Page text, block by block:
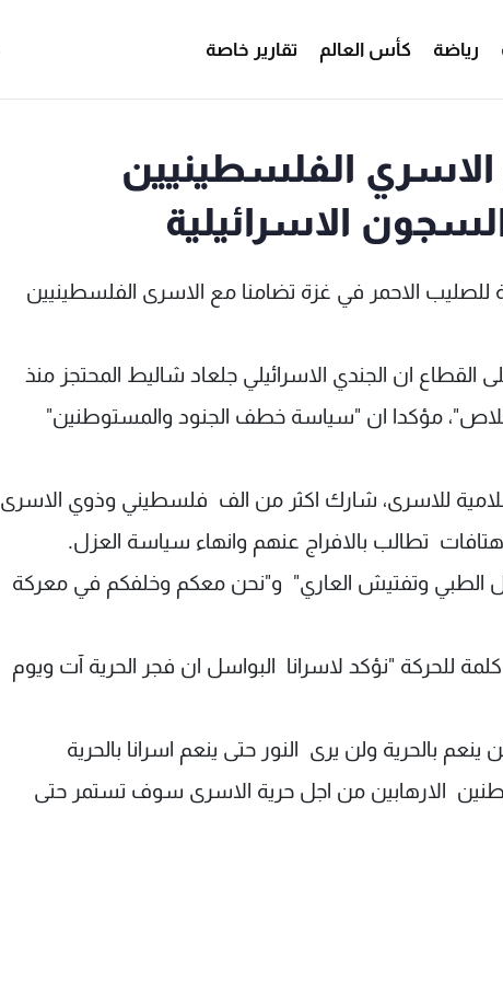
رياضة كأس العالم تقارير خاصة
الفلسطينيين
الاسرائيلية
للصليب الاحمر في غزة تضامنا مع الاسرى الفلسطينيين
ان الجندي الاسرائيلي جلعاد شاليط المحتجز منذ
والخلاص"، مؤكدا ان "سياسة خطف الجنود والمستوطنين"
للاسرى، شارك اكثر من الف فلسطيني وذوي الاسرى
تطالب بالافراج عنهم وانهاء سياسة العزل.
الطبي وتفتيش العاري" و"نحن معكم وخلفكم في معركة
للحركة "نؤكد لاسرانا البواسل ان فجر الحرية آت ويوم
بالحرية ولن يرى النور حتى ينعم اسرانا بالحرية
الارهابين من اجل حرية الاسرى سوف تستمر حتى